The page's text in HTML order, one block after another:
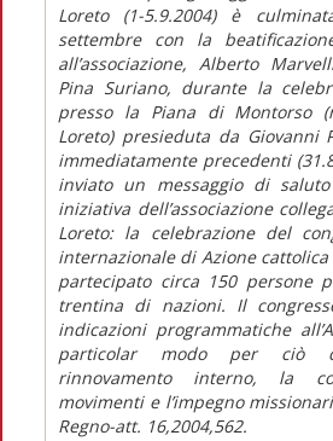
Loreto (1-5.9.2004) è
settembre con la
all’associazione, Alberto
Pina Suriano, durante la
presso la Piana di Montorso
Loreto) presieduta da Giovanni
immediatamente precedenti
inviato un messaggio di
iniziativa dell’associazione
Loreto: la celebrazione del
internazionale di Azione cattolica
partecipato circa 150 persone
trentina di nazioni. Il
indicazioni programmatiche
particolar modo per ciò
rinnovamento interno, la
movimenti e l’impegno
Regno-att. 16,2004,562.